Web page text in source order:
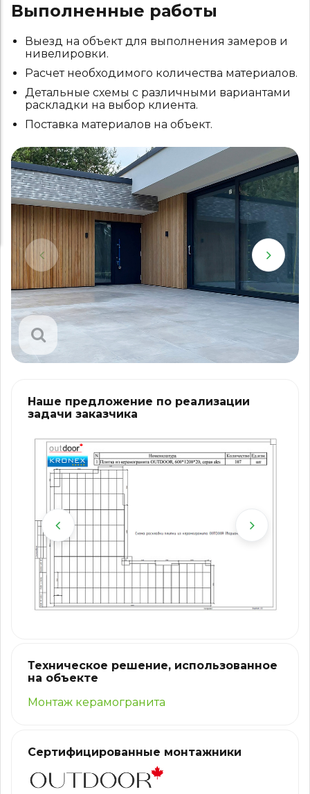
Выполненные работы
Выезд на объект для выполнения замеров и
нивелировки.
Расчет необходимого количества материалов.
Детальные схемы с различными вариантами
раскладки на выбор клиента.
Поставка материалов на объект.
Наше предложение по реализации
задачи заказчика
Техническое решение, использованное
на объекте
Монтаж керамогранита
Сертифицированные монтажники